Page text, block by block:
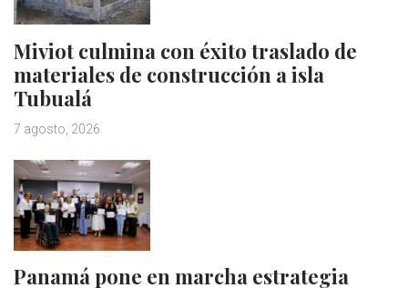
Miviot culmina con éxito traslado de
materiales de construcción a isla
Tubualá
7 agosto, 2026
Panamá pone en marcha estrategia